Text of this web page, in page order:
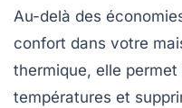
Au-delà des
confort dans votre
thermique, elle
températures et